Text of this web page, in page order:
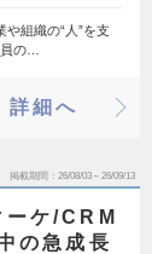
組織の“人”を支
の…
詳細へ
掲載期間 26/08/03～26/09/13
ーケ/CRM
の急成長